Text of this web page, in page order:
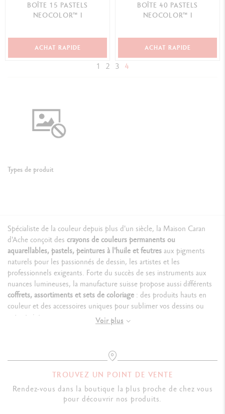
BOÎTE 15 PASTELS
NEOCOLOR™ I
ACHAT RAPIDE
BOÎTE 40 PASTELS
NEOCOLOR™ I
ACHAT RAPIDE
1 2 3 4
Types de produit
Spécialiste de la couleur depuis plus d'un siècle, la Maison Caran
d'Ache conçoit des crayons de couleurs permanents ou
aquarellables, pastels, peintures à l'huile et feutresaux pigments
naturels pour les passionnés de dessin, les artistes et les
professionnels exigeants. Forte du succès de ses instruments aux
nuances lumineuses, la manufacture suisse propose aussi différents
coffrets, assortiments et sets de coloriage : des produits hauts en
couleur et des accessoires uniques pour sublimer vos dessins ou
votre peinture.
Des assortiments de crayons de couleurs permanents
aux multiples nuances
Voir plus
TROUVEZ UN POINT DE VENTE
Rendez-vous dans la boutique la plus proche de chez vous
pour découvrir nos produits.